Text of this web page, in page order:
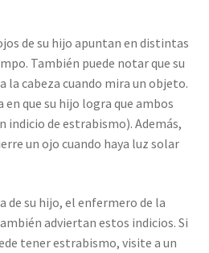
de su hijo apuntan en distintas
También puede notar que su
la cabeza cuando mira un objeto.
en que su hijo logra que ambos
indicio de estrabismo). Además,
un ojo cuando haya luz solar
de su hijo, el enfermero de la
adviertan estos indicios. Si
tener estrabismo, visite a un